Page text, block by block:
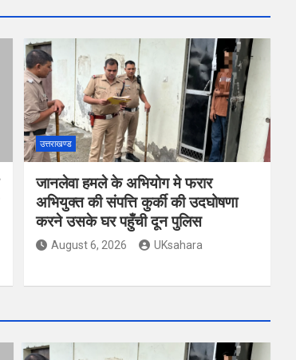
उत्तराखण्ड
जानलेवा हमले के अभियोग मे फरार
अभियुक्त की संपत्ति कुर्की की उदघोषणा
करने उसके घर पहुँची दून पुलिस
August 6, 2026 UKsahara